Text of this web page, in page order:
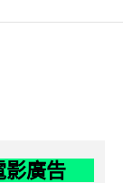
影廣告